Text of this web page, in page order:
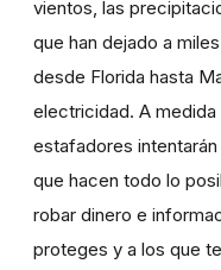
vientos, las
que han dejado a
desde Florida hasta
electricidad. A medida
estafadores
que hacen todo lo
robar dinero e
proteges y a los que